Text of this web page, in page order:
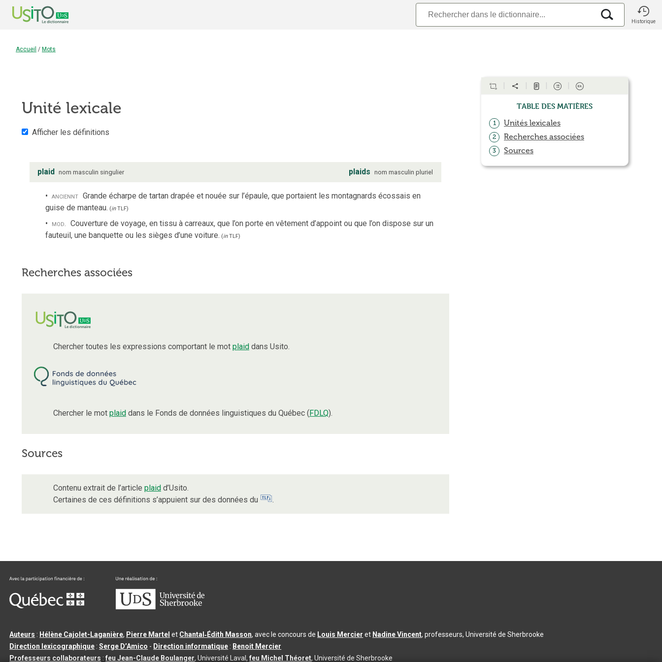
Historique
Accueil / Mots
Unité lexicale
Afficher les définitions
plaid nom masculin singulier plaids nom masculin pluriel
anciennt Grande écharpe de tartan drapée et nouée sur l’épaule, que portaient les montagnards écossais en
guise de manteau. (inTLF)
mod. Couverture de voyage, en tissu à carreaux, que l’on porte en vêtement d’appoint ou que l’on dispose sur un
fauteuil, une banquette ou les sièges d’une voiture. (inTLF)
Recherches associées
Chercher toutes les expressions comportant le mot plaid dans Usito.
Chercher le mot plaid dans le Fonds de données linguistiques du Québec (FDLQ).
Sources
Contenu extrait de l’article plaid d’Usito.
Certaines de ces définitions s’appuient sur des données du
.
Table des matières
1 Unités lexicales
2 Recherches associées
3 Sources
Auteurs : Hélène Cajolet-Laganière, Pierre Martel et Chantal‑Édith Masson, avec le concours de Louis Mercier et Nadine Vincent, professeurs, Université de Sherbrooke
Direction lexicographique :Serge D’Amico - Direction informatique : Benoit Mercier
Professeurs collaborateurs :feu Jean-Claude Boulanger, Université Laval,feu Michel Théoret, Université de Sherbrooke